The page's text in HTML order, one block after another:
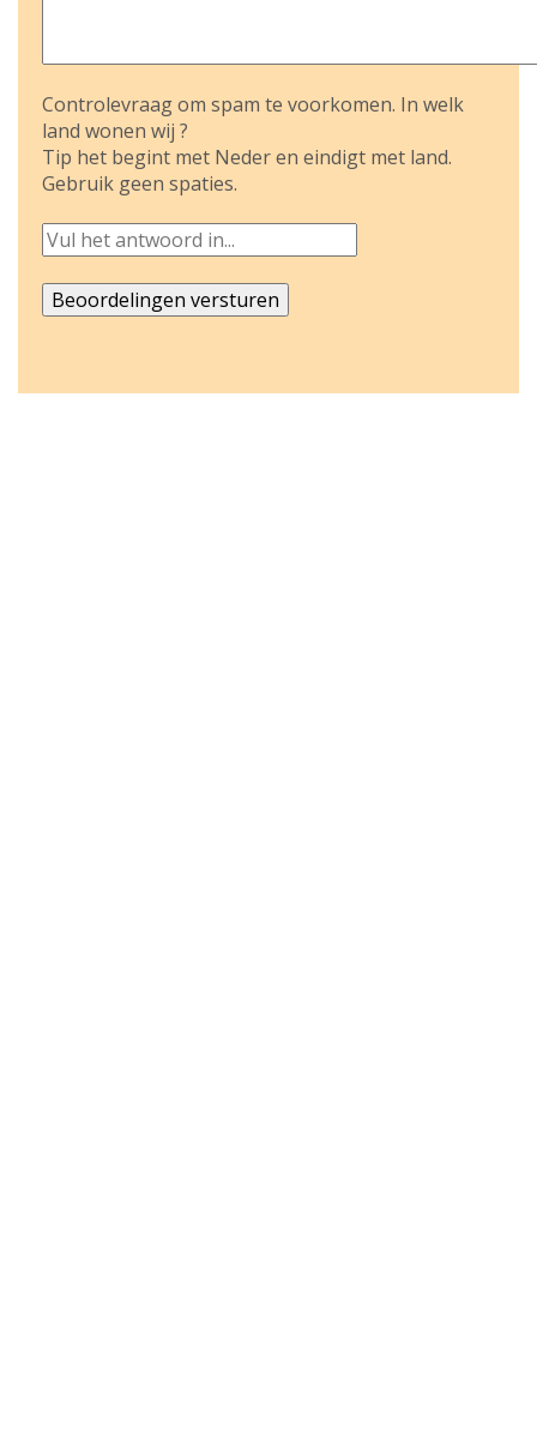
Controlevraag om spam te voorkomen. In welk
land wonen wij ?
Tip het begint met Neder en eindigt met land.
Gebruik geen spaties.